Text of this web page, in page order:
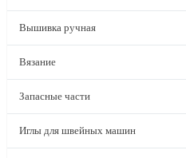
Вышивка ручная
Вязание
Запасные части
Иглы для швейных машин